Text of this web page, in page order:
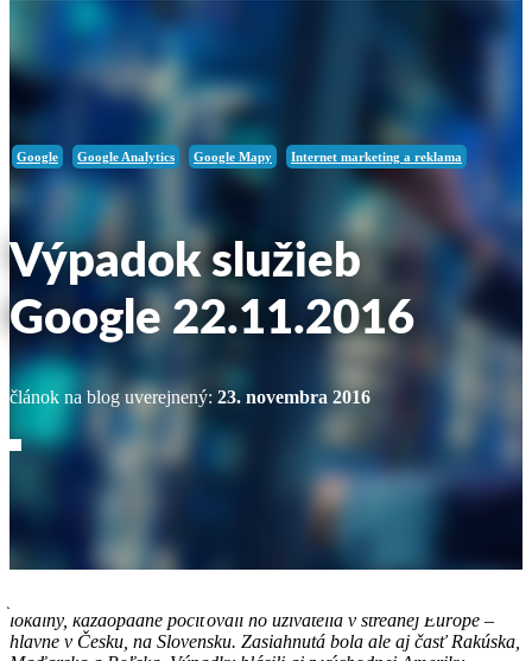
Google Google Analytics Google Mapy Internet marketing a reklama
Výpadok služieb
Google 22.11.2016
článok na blog uverejnený: 23. novembra 2016
Dňa 22.11.2016 od cca 19:00 asi viacerí zaznamenali problémy
Google – vyhľadávač, Gmail, prekladač, mapy, dokonca
lokálny, každopádne pociťovali ho užívatelia v strednej Európe –
hlavne v Česku, na Slovensku. Zasiahnutá bola ale aj časť Rakúska,